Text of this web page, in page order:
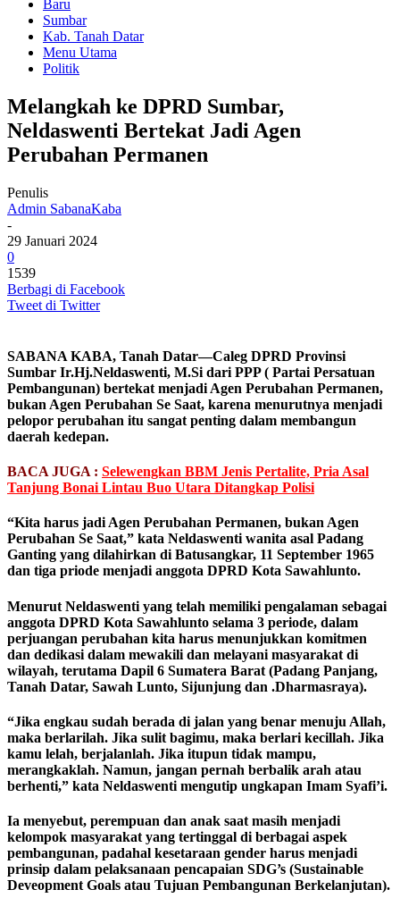
Baru
Sumbar
Kab. Tanah Datar
Menu Utama
Politik
Melangkah ke DPRD Sumbar,
Neldaswenti Bertekat Jadi Agen
Perubahan Permanen
Penulis
Admin SabanaKaba
-
29 Januari 2024
0
1539
Berbagi di Facebook
Tweet di Twitter
SABANA KABA, Tanah Datar—Caleg DPRD Provinsi
Sumbar Ir.Hj.Neldaswenti, M.Si dari PPP ( Partai Persatuan
Pembangunan) bertekat menjadi Agen Perubahan Permanen,
bukan Agen Perubahan Se Saat, karena menurutnya menjadi
pelopor perubahan itu sangat penting dalam membangun
daerah kedepan.
BACA JUGA : Selewengkan BBM Jenis Pertalite, Pria Asal
Tanjung Bonai Lintau Buo Utara Ditangkap Polisi
“Kita harus jadi Agen Perubahan Permanen, bukan Agen
Perubahan Se Saat,” kata Neldaswenti wanita asal Padang
Ganting yang dilahirkan di Batusangkar, 11 September 1965
dan tiga priode menjadi anggota DPRD Kota Sawahlunto.
Menurut Neldaswenti yang telah memiliki pengalaman sebagai
anggota DPRD Kota Sawahlunto selama 3 periode, dalam
perjuangan perubahan kita harus menunjukkan komitmen
dan dedikasi dalam mewakili dan melayani masyarakat di
wilayah, terutama Dapil 6 Sumatera Barat (Padang Panjang,
Tanah Datar, Sawah Lunto, Sijunjung dan .Dharmasraya).
“Jika engkau sudah berada di jalan yang benar menuju Allah,
maka berlarilah. Jika sulit bagimu, maka berlari kecillah. Jika
kamu lelah, berjalanlah. Jika itupun tidak mampu,
merangkaklah. Namun, jangan pernah berbalik arah atau
berhenti,” kata Neldaswenti mengutip ungkapan Imam Syafi’i.
Ia menyebut, perempuan dan anak saat masih menjadi
kelompok masyarakat yang tertinggal di berbagai aspek
pembangunan, padahal kesetaraan gender harus menjadi
prinsip dalam pelaksanaan pencapaian SDG’s (Sustainable
Deveopment Goals atau Tujuan Pembangunan Berkelanjutan).